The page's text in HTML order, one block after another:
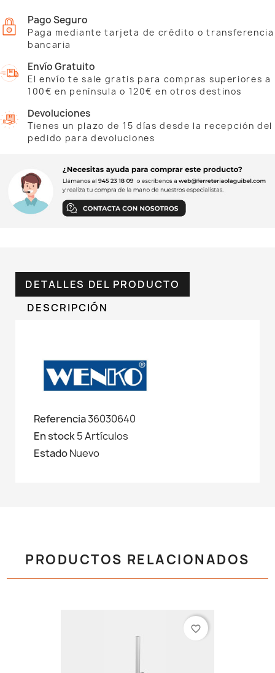
Pago Seguro
Paga mediante tarjeta de crédito o transferencia
bancaria
Envío Gratuito
El envío te sale gratis para compras superiores a
100€ en península o 120€ en otros destinos
Devoluciones
Tienes un plazo de 15 días desde la recepción del
pedido para devoluciones
DETALLES DEL PRODUCTO
DESCRIPCIÓN
Referencia36030640
En stock5 Artículos
EstadoNuevo
PRODUCTOS RELACIONADOS
favorite_border